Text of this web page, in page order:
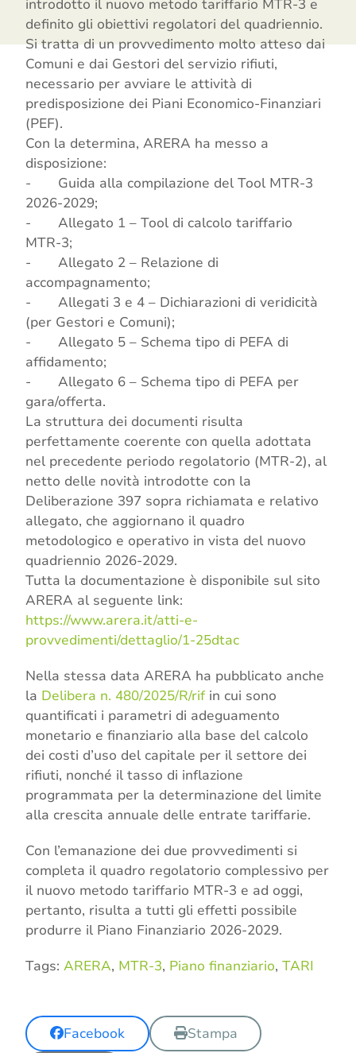
introdotto il nuovo metodo tariffario MTR-3 e
definito gli obiettivi regolatori del quadriennio.
Si tratta di un provvedimento molto atteso dai
Comuni e dai Gestori del servizio rifiuti,
necessario per avviare le attività di
predisposizione dei Piani Economico-Finanziari
(PEF).
Con la determina, ARERA ha messo a
disposizione:
- Guida alla compilazione del Tool MTR-3
2026-2029;
- Allegato 1 – Tool di calcolo tariffario
MTR-3;
- Allegato 2 – Relazione di
accompagnamento;
- Allegati 3 e 4 – Dichiarazioni di veridicità
(per Gestori e Comuni);
- Allegato 5 – Schema tipo di PEFA di
affidamento;
- Allegato 6 – Schema tipo di PEFA per
gara/offerta.
La struttura dei documenti risulta
perfettamente coerente con quella adottata
nel precedente periodo regolatorio (MTR-2), al
netto delle novità introdotte con la
Deliberazione 397 sopra richiamata e relativo
allegato, che aggiornano il quadro
metodologico e operativo in vista del nuovo
quadriennio 2026-2029.
Tutta la documentazione è disponibile sul sito
ARERA al seguente link:
https://www.arera.it/atti-e-
provvedimenti/dettaglio/1-25dtac
Nella stessa data ARERA ha pubblicato anche
la Delibera n. 480/2025/R/rifin cui sono
quantificati i parametri di adeguamento
monetario e finanziario alla base del calcolo
dei costi d’uso del capitale per il settore dei
rifiuti, nonché il tasso di inflazione
programmata per la determinazione del limite
alla crescita annuale delle entrate tariffarie.
Con l’emanazione dei due provvedimenti si
completa il quadro regolatorio complessivo per
il nuovo metodo tariffario MTR-3 e ad oggi,
pertanto, risulta a tutti gli effetti possibile
produrre il Piano Finanziario 2026-2029.
Tags: ARERA, MTR-3, Piano finanziario, TARI
Facebook
Stampa